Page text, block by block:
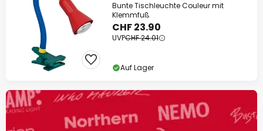
Bunte Tischleuchte Couleur mit
Klemmfuß
CHF 23.90
UVPCHF 24.01
Auf Lager